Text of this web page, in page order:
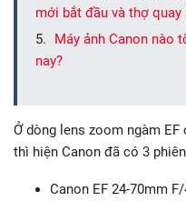
mới bắt đầu và thợ quay
Máy ảnh Canon nào
nay?
Ở dòng lens zoom ngàm
thì hiện Canon đã có 3
Canon EF 24-70mm